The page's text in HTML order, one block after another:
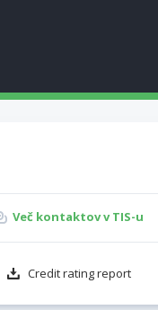
Več kontaktov v TIS-u
Credit rating report